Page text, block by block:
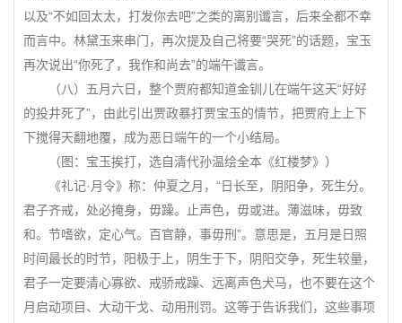
以及“不如回太太，打发你去吧”之类的离别谶言，后来全都不幸
而言中。林黛玉来串门，再次提及自己将要“哭死”的话题，宝玉
再次说出“你死了，我作和尚去”的端午谶言。
（八）五月六日，整个贾府都知道金钏儿在端午这天“好好
的投井死了”，由此引出贾政暴打贾宝玉的情节，把贾府上上下
下搅得天翻地覆，成为恶日端午的一个小结局。
（图：宝玉挨打，选自清代孙温绘全本《红楼梦》）
《礼记·月令》称：仲夏之月，“日长至，阴阳争，死生分。
君子齐戒，处必掩身，毋躁。止声色，毋或进。薄滋味，毋致
和。节嗜欲，定心气。百官静，事毋刑”。意思是，五月是日照
时间最长的时节，阳极于上，阴生于下，阴阳交争，死生较量，
君子一定要清心寡欲、戒骄戒躁、远离声色犬马，也不要在这个
月启动项目、大动干戈、动用刑罚。这等于告诉我们，这些事项